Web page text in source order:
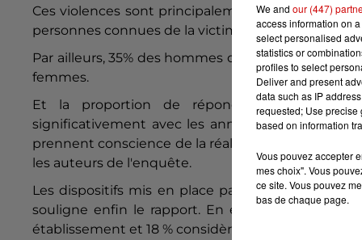
Ces violences sont principalement le fait
personnes connues de la victime", souligne le
Par ailleurs, 35% des hommes questionnés
femmes.
Et la proportion de répondants qui
significativement avec les années d'études.
prennent conscience de la réalité des
les auteurs de l'enquête.
Les dispositifs mis en place par les
souligne enfin le rapport. En effet, plus d'un
établissement et 18 % considèrent qu'il n'en existe
We and our (447)
access information on
select personalised
statistics or
profiles to select
Deliver and present
data such as IP
requested; Use precise
based on information
Vous pouvez accepter
mes choix". Vous
ce site. Vous pouvez
bas de chaque page.